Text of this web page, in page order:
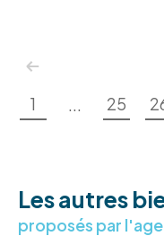
1 ... 25
Les autres
proposés par